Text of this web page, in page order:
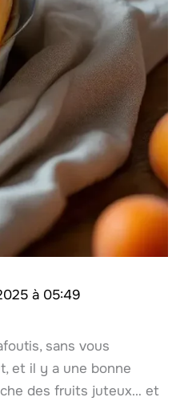
à 05:49
sans vous
et il y a une bonne
des fruits juteux… et